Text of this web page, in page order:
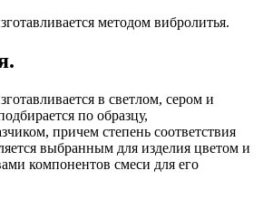
методом вибролитья.
в светлом, сером и
по образцу,
причем степень соответствия
выбранным для изделия цветом и
компонентов смеси для его